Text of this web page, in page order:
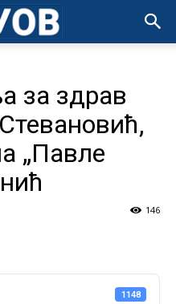
за здрав
„Павле
146
1148